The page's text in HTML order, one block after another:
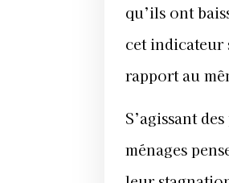
qu’ils ont
cet indicateur
rapport au
S’agissant
ménages